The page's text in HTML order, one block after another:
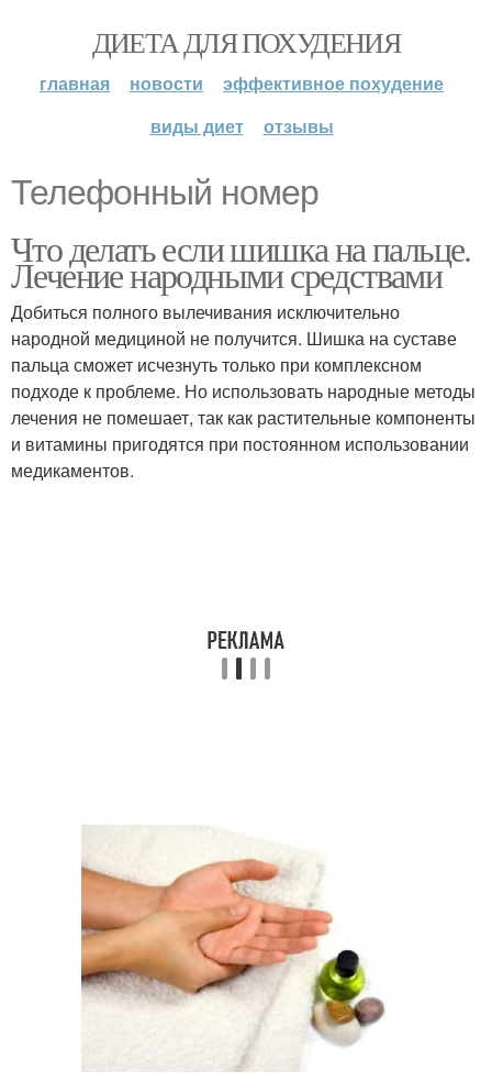
ДИЕТА ДЛЯ ПОХУДЕНИЯ
главная новости
эффективное похудение
виды диет
отзывы
Телефонный номер
Что делать если шишка на пальце.
Лечение народными средствами
Добиться полного вылечивания исключительно
народной медициной не получится. Шишка на суставе
пальца сможет исчезнуть только при комплексном
подходе к проблеме. Но использовать народные методы
лечения не помешает, так как растительные компоненты
и витамины пригодятся при постоянном использовании
медикаментов.